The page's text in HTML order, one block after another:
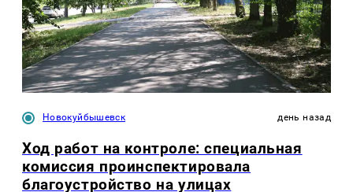
Новокуйбышевск день назад
Ход работ на контроле: специальная
комиссия проинспектировала
благоустройство на улицах